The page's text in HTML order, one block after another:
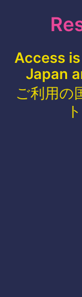
Access
Japan
ご利用の